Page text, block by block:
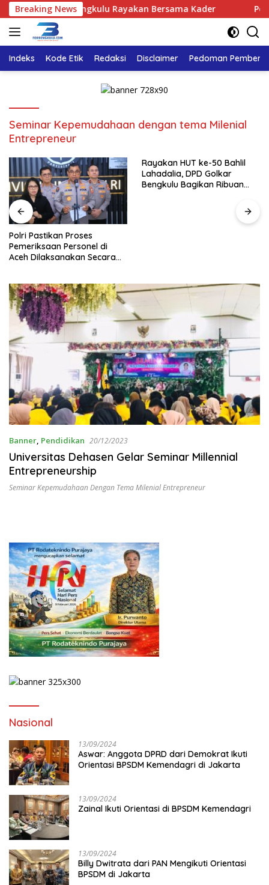
Langsung
ke
konten
Breaking News
Golkar Bengkulu Rayakan Bersama Kader Polri
Indeks Kode Etik Redaksi Disclaimer Pedoman
Seminar Kepemudahaan dengan tema Milenial
Entrepreneur
Polri Pastikan Proses
Pemeriksaan Personel di
Aceh Dilaksanakan Secara
Rayakan HUT ke-50 Bahlil
Lahadalia, DPD Golkar
Bengkulu Bagikan Ribuan
Banner, Pendidikan 20/12/2023
Universitas Dehasen Gelar Seminar Millennial
Entrepreneurship
Seminar Kepemudahaan Dengan Tema Milenial Entrepreneur
Nasional
13/09/2024
Aswar: Anggota DPRD dari Demokrat Ikuti
Orientasi BPSDM Kemendagri di Jakarta
13/09/2024
Zainal Ikuti Orientasi di BPSDM Kemendagri
13/09/2024
Billy Dwitrata dari PAN Mengikuti Orientasi
BPSDM di Jakarta